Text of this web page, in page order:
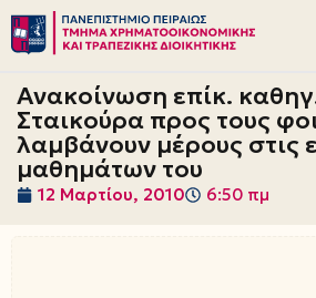
Μεταπηδήστε
στο
περιεχόμενο
Ανακοίνωση επίκ.
Σταικούρα προς τους
λαμβάνουν μέρους στις
μαθημάτων του
12 Μαρτίου, 2010 6:50 πμ